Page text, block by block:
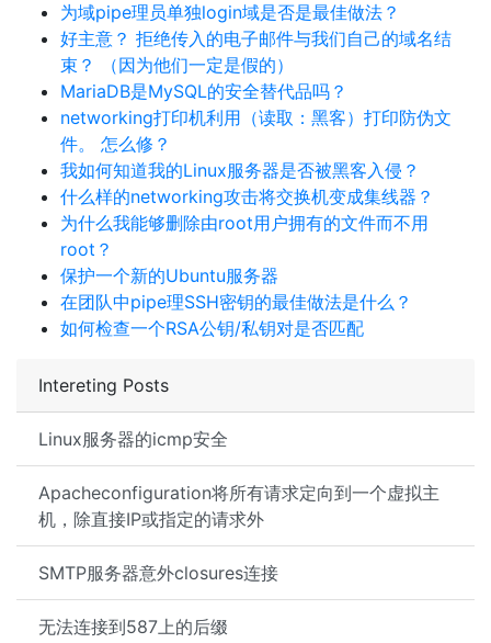
Intereting Posts
Linux服务器的icmp安全
Apacheconfiguration将所有请求定向到一个虚拟主
机，除直接IP或指定的请求外
SMTP服务器意外closures连接
无法连接到587上的后缀
为域pipe理员单独login域是否是最佳做法？
好主意？ 拒绝传入的电子邮件与我们自己的域名结
束？ （因为他们一定是假的）
MariaDB是MySQL的安全替代品吗？
networking打印机利用（读取：黑客）打印防伪文
件。 怎么修？
我如何知道我的Linux服务器是否被黑客入侵？
什么样的networking攻击将交换机变成集线器？
为什么我能够删除由root用户拥有的文件而不用
root？
保护一个新的Ubuntu服务器
在团队中pipe理SSH密钥的最佳做法是什么？
如何检查一个RSA公钥/私钥对是否匹配